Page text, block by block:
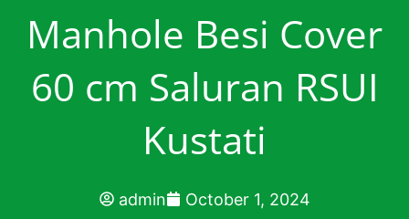
Manhole Besi Cover
60 cm Saluran RSUI
Kustati
admin October 1, 2024